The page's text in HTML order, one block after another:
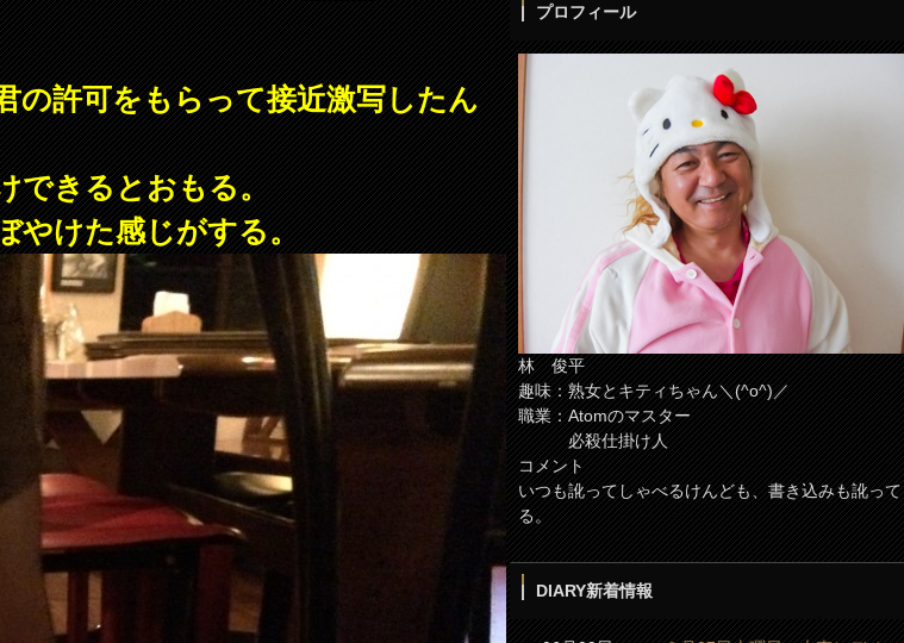
の許可をもらって接近激写したん
できるとおもる。
やけた感じがする。
プロフィール
林 俊平
趣味：熟女とキティちゃん＼(^o^)／
職業：Atomのマスター
必殺仕掛け人
コメント
いつも訛ってしゃべるけんども、書き込みも訛って
る。
DIARY新着情報